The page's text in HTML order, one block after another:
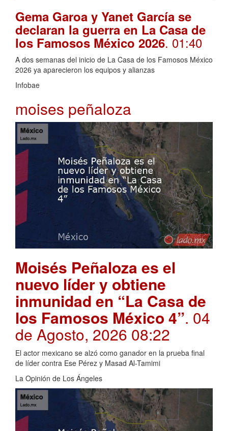
Gema Garoa y Yanet García se
declaran la guerra en La Casa de
los Famosos México 2026. 01:40
A dos semanas del inicio de La Casa de los Famosos México
2026 ya aparecieron los equipos y alianzas
Infobae
moises peñaloza
Moisés Peñaloza es el
nuevo líder y obtiene
inmunidad en “La Casa de
los Famosos México 4”. 04
de Agosto, 2026 08:22
El actor mexicano se alzó como ganador en la prueba final
de líder contra Ese Pérez y Masad Al-Tamimi
La Opinión de Los Ángeles